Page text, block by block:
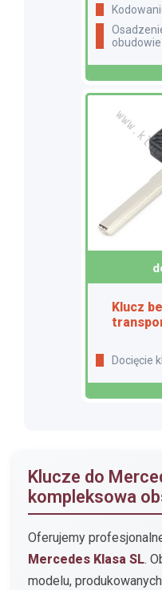
Osadzenie transpondera w
Klucz bez
Docięcie
Klucze do
kompleksowa
Oferujemy
Mercedes Klasa SL.
modelu,